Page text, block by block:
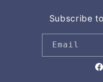
Subscribe
Email